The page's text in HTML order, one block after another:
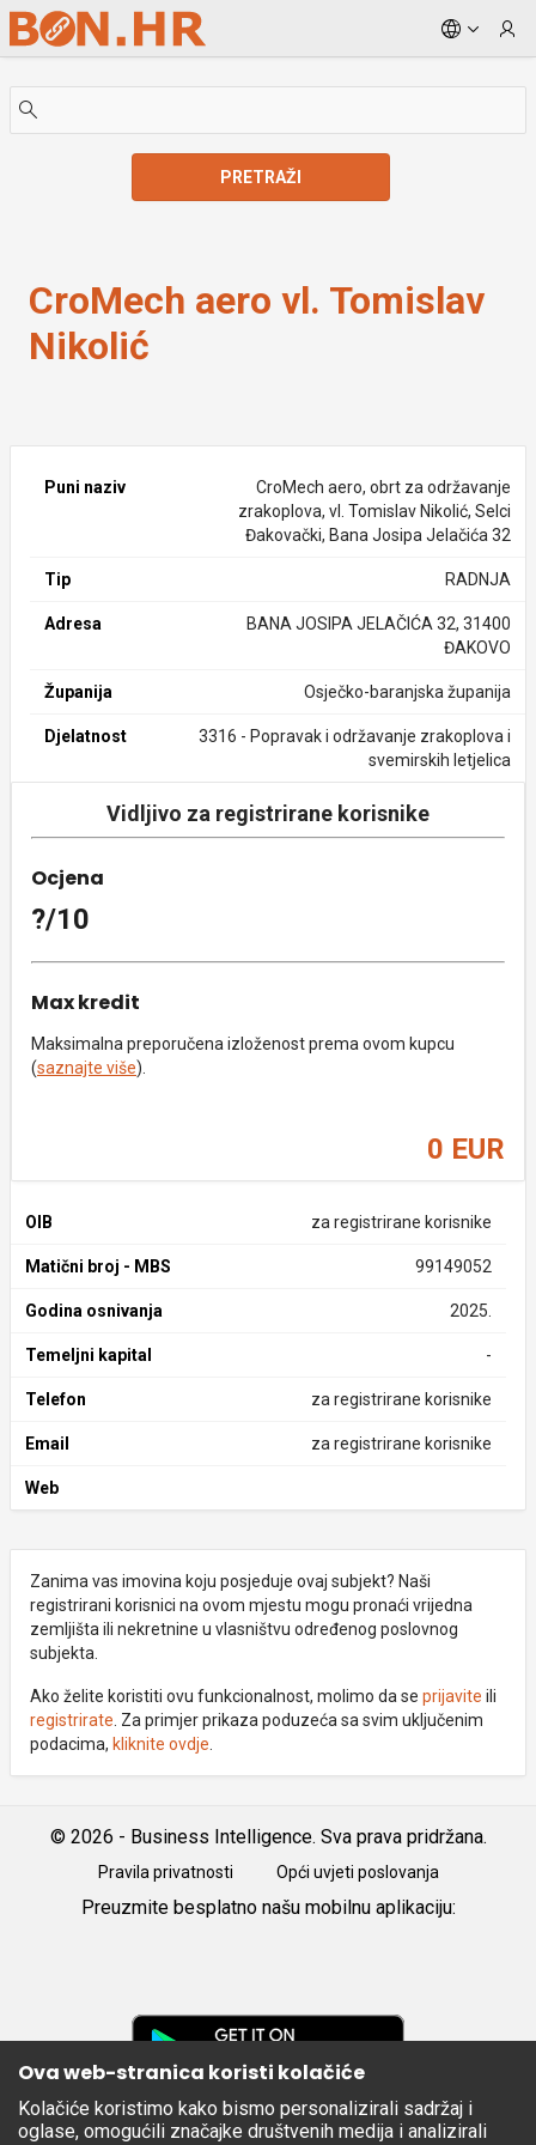
Skip to Main Content
PRETRAŽI
CroMech aero vl. Tomislav
Nikolić
Puni naziv
CroMech aero, obrt za održavanje
zrakoplova, vl. Tomislav Nikolić, Selci
Đakovački, Bana Josipa Jelačića 32
Tip RADNJA
Adresa
BANA JOSIPA JELAČIĆA 32, 31400
ĐAKOVO
Županija Osječko-baranjska županija
Djelatnost
3316 - Popravak i održavanje zrakoplova i
svemirskih letjelica
Vidljivo za registrirane korisnike
Ocjena
?/10
Max kredit
Maksimalna preporučena izloženost prema ovom kupcu
(saznajte više).
0 EUR
OIB za registrirane korisnike
Matični broj - MBS 99149052
Godina osnivanja 2025.
Temeljni kapital -
Telefon za registrirane korisnike
Email za registrirane korisnike
Web
Zanima vas imovina koju posjeduje ovaj subjekt? Naši
registrirani korisnici na ovom mjestu mogu pronaći vrijedna
zemljišta ili nekretnine u vlasništvu određenog poslovnog
subjekta.
Ako želite koristiti ovu funkcionalnost, molimo da se prijavite ili
registrirate . Za primjer prikaza poduzeća sa svim uključenim
podacima, kliknite ovdje
© 2026 - Business Intelligence. Sva prava pridržana.
Pravila privatnosti Opći uvjeti poslovanja
Preuzmite besplatno našu mobilnu aplikaciju:
Apple
Ova web-stranica koristi kolačiće
Kolačiće koristimo kako bismo personalizirali sadržaj i
oglase, omogućili značajke društvenih medija i analizirali